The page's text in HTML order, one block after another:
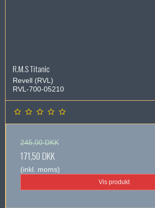
R.M.S Titanic
Revell (RVL)
RVL-700-05210
245,00 DKK
171,50 DKK
(inkl. moms)
Vis produkt